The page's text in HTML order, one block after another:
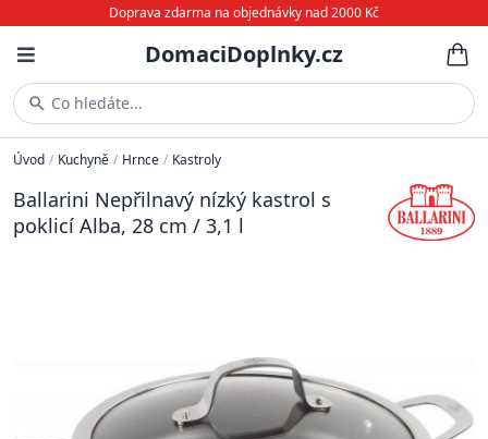
Doprava zdarma na objednávky nad 2000 Kč
DomaciDoplnky.cz
Co hledáte...
Úvod / Kuchyně / Hrnce / Kastroly
Ballarini Nepřilnavý nízký kastrol s
poklicí Alba, 28 cm / 3,1 l